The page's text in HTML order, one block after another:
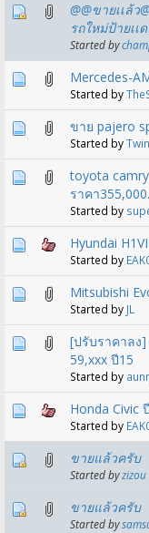
@@ขายเเล้ว
รถใหม่ป้ายเเ
Started by
Mercedes-
Started by
ขาย pajero
Started by
toyota
ราคา
Started by
Hyundai
Started by
Mitsubishi
Started by JL
[ปรับราคาลง]
59,xxx ปี15
Started by
Honda Civic
Started by
ขายแล้วครับ
Started byzizou
ขายแล้วครับ
Started by